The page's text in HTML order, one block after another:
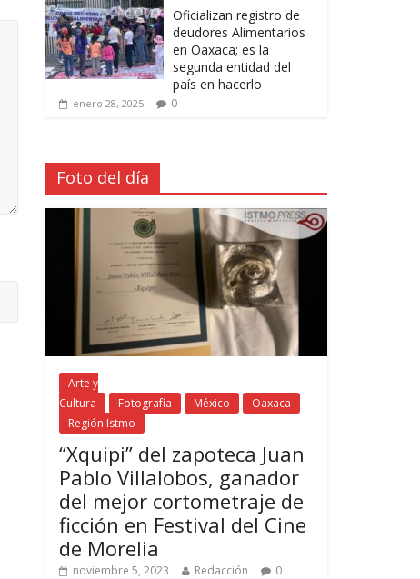
Oficializan registro de
deudores Alimentarios
en Oaxaca; es la
segunda entidad del
país en hacerlo
enero 28, 2025 0
Foto del día
Arte y
Cultura
Fotografía México
Oaxaca
Región Istmo
“Xquipi” del zapoteca Juan
Pablo Villalobos, ganador
del mejor cortometraje de
ficción en Festival del Cine
de Morelia
noviembre 5, 2023 Redacción 0